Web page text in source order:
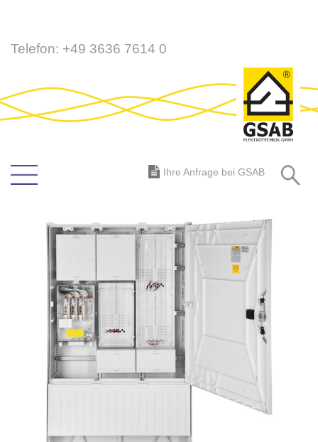
Direkt
Telefon: +49 3636 7614 0
Ihre Anfrage bei GSAB
Bildergalerie
springen